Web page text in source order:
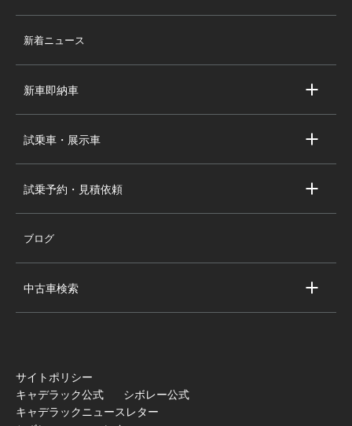
スタッフ紹介
個人情報の取り扱い
新着ニュース
新車即納車
シボレー新車即納車
試乗車・展示車
シボレー試乗車・展示車
試乗予約・見積依頼
試乗予約
ブログ
中古車検索
全国の注目の中古車
サイトポリシー
キャデラック公式
シボレー公式
キャデラックニュースレター